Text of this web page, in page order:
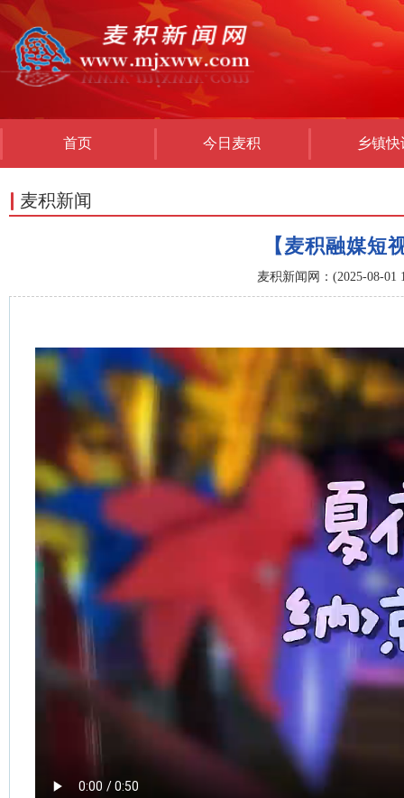
首页 今日麦积 乡镇快
麦积新闻
【麦积融媒短
麦积新闻网：(2025-08-01